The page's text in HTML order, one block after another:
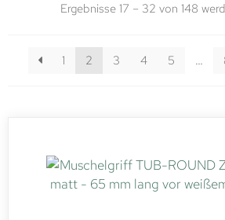
Ergebnisse 17 – 32 von 148
1 2 3 4 5 …